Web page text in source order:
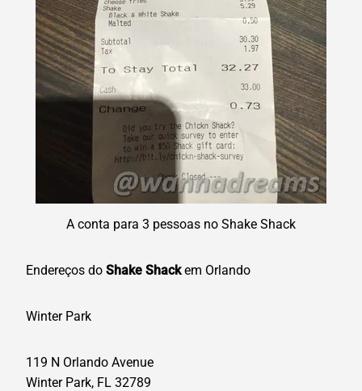
A conta para 3 pessoas no Shake Shack
Endereços do Shake Shackem Orlando
Winter Park
119 N Orlando Avenue
Winter Park, FL 32789